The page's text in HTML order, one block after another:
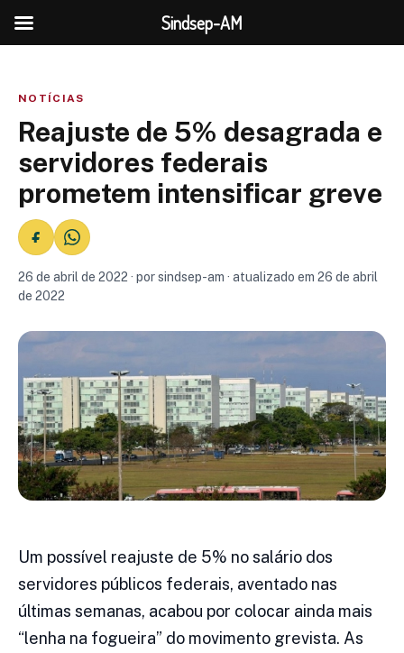
NOTÍCIAS
Reajuste de 5% desagrada e
servidores federais
prometem intensificar greve
26 de abril de 2022 · por sindsep-am · atualizado em 26 de abril
de 2022
Um possível reajuste de 5% no salário dos
servidores públicos federais, aventado nas
últimas semanas, acabou por colocar ainda mais
“lenha na fogueira” do movimento grevista. As
Sindsep-AM